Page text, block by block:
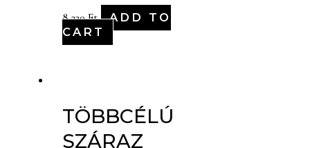
8,220Ft
ADD TO
CART
TÖBBCÉLÚ
SZÁRAZ